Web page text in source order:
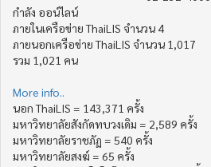
กำลัง ออน์ไลน์
ภายในเครือข่าย ThaiLIS จำนวน 4
ภายนอกเครือข่าย ThaiLIS จำนวน 1,017
รวม 1,021 คน
More info..
นอก ThaiLIS = 143,371 ครั้ง
มหาวิทยาลัยสังกัดทบวงเดิม = 2,589 ครั้ง
มหาวิทยาลัยราชภัฏ = 540 ครั้ง
มหาวิทยาลัยสงฆ์ = 65 ครั้ง